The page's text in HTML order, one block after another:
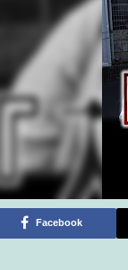
Facebook